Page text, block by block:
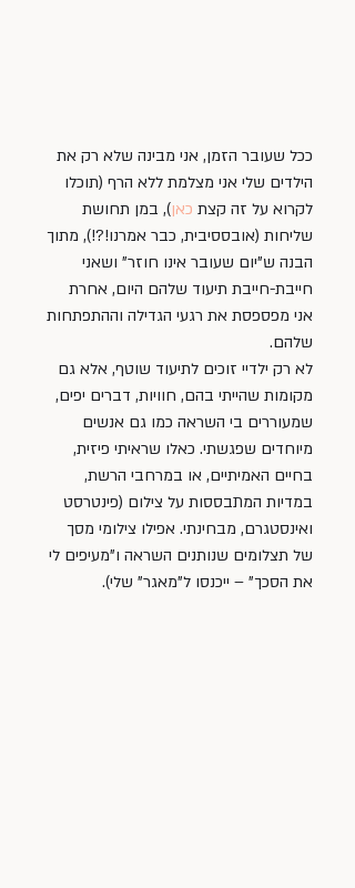
ככל שעובר הזמן, אני מבינה שלא רק את
הילדים שלי אני מצלמת ללא הרף (תוכלו
לקרוא על זה קצת כאן), במן תחושת
שליחות (אובססיבית, כבר אמרנו!?!), מתוך
הבנה ש”יום שעובר אינו חוזר” ושאני
חייבת-חייבת תיעוד שלהם היום, אחרת
אני מפספסת את רגעי הגדילה וההתפתחות
שלהם.
לא רק ילדיי זוכים לתיעוד שוטף, אלא גם
מקומות שהייתי בהם, חוויות, דברים יפים,
שמעוררים בי השראה כמו גם אנשים
מיוחדים שפגשתי. כאלו שראיתי פיזית,
בחיים האמיתיים, או במרחבי הרשת,
במדיות המתבססות על צילום (פינטרסט
ואינסטגרם, מבחינתי. אפילו צילומי מסך
של תצלומים שנותנים השראה ו”מעיפים לי
את הסכך” – ייכנסו ל”מאגר” שלי).